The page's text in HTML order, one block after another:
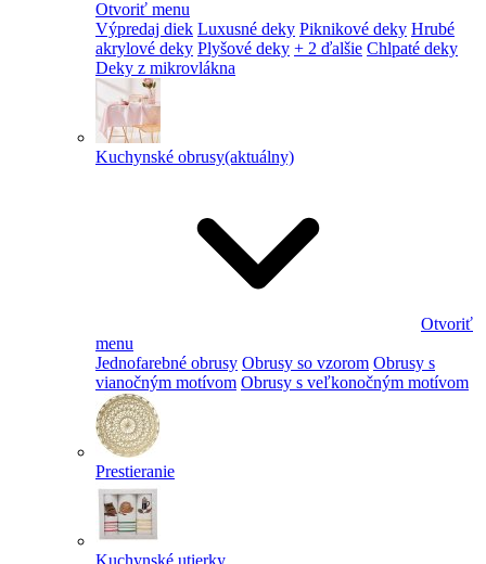
Otvoriť menu
Výpredaj diek Luxusné deky Piknikové deky Hrubé
akrylové deky Plyšové deky + 2 ďalšie Chlpaté deky
Deky z mikrovlákna
Kuchynské obrusy(aktuálny)
Otvoriť
menu
Jednofarebné obrusy Obrusy so vzorom Obrusy s
vianočným motívom Obrusy s veľkonočným motívom
Prestieranie
Kuchynské utierky